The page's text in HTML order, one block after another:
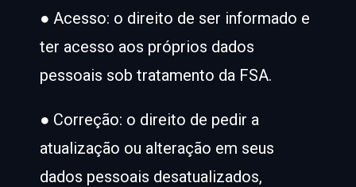
● Acesso: o direito de ser informado e
ter acesso aos próprios dados
pessoais sob tratamento da FSA.
● Correção: o direito de pedir a
atualização ou alteração em seus
dados pessoais desatualizados,